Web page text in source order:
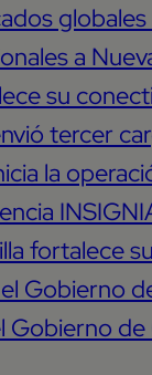
globales
a
su
tercer
la
fortalece
Gobierno
Gobierno